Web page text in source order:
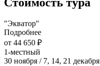
"Экватор"
Подробнее
от 44 650 ₽
1-местный
30 ноября / 7, 14, 21 декабря